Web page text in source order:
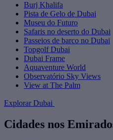
Burj Khalifa
Pista de Gelo de Dubai
Museu do Futuro
Safaris no deserto do Dubai
Passeios de barco no Dubai
Topgolf Dubai
Dubai Frame
Aquaventure World
Observatório Sky Views
View at The Palm
Explorar Dubai
Cidades nos